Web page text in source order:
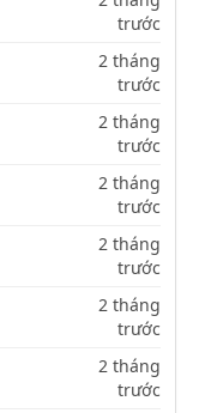
trước
2 tháng
trước
2 tháng
trước
2 tháng
trước
2 tháng
trước
2 tháng
trước
2 tháng
trước